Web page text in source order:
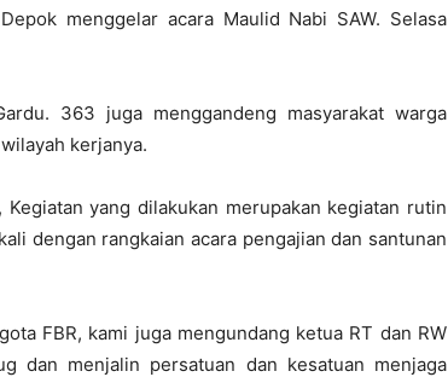
menggelar acara Maulid Nabi SAW. Selasa
363 juga menggandeng masyarakat warga
kerjanya.
yang dilakukan merupakan kegiatan rutin
dengan rangkaian acara pengajian dan santunan
FBR, kami juga mengundang ketua RT dan RW
dan menjalin persatuan dan kesatuan menjaga